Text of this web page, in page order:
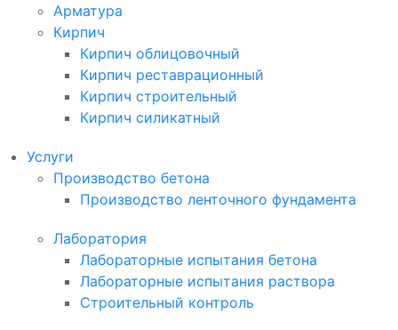
Арматура
Кирпич
Кирпич облицовочный
Кирпич реставрационный
Кирпич строительный
Кирпич силикатный
Услуги
Производство бетона
Производство ленточного фундамента
Лаборатория
Лабораторные испытания бетона
Лабораторные испытания раствора
Строительный контроль